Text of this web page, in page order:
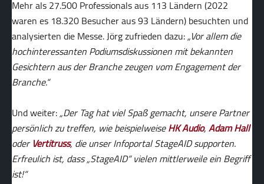
Mehr als 27.500 Professionals aus 113 Ländern (2022
waren es 18.320 Besucher aus 93 Ländern) besuchten und
analysierten die Messe. Jörg zufrieden dazu:„Vor allem die
hochinteressanten Podiumsdiskussionen mit bekannten
Gesichtern aus der Branche zeugen vom Engagement der
Branche.“
Und weiter:„Der Tag hat viel Spaß gemacht, unsere Partner
persönlich zu treffen, wie beispielweiseHK Audio,Adam Hall
oderVertitruss, die unser Infoportal StageAID supporten.
Erfreulich ist, dass „StageAID“ vielen mittlerweile ein Begriff
ist!“